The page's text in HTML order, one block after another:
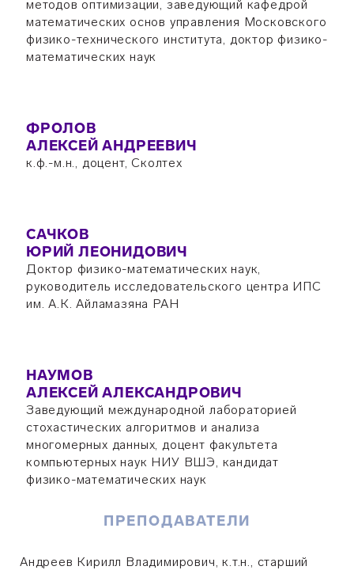
методов оптимизации, заведующий кафедрой
математических основ управления Московского
физико-технического института, доктор физико-
математических наук
ФРОЛОВ
АЛЕКСЕЙ АНДРЕЕВИЧ
к.ф.-м.н., доцент, Сколтех
САЧКОВ
ЮРИЙ ЛЕОНИДОВИЧ
Доктор физико-математических наук,
руководитель исследовательского центра ИПС
им. А.К. Айламазяна РАН
НАУМОВ
АЛЕКСЕЙ АЛЕКСАНДРОВИЧ
Заведующий международной лабораторией
стохастических алгоритмов и анализа
многомерных данных, доцент факультета
компьютерных наук НИУ ВШЭ, кандидат
физико-математических наук
ПРЕПОДАВАТЕЛИ
Андреев Кирилл Владимирович, к.т.н., старший